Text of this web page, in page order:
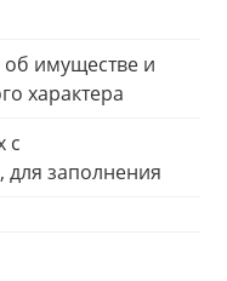
об имуществе и
характера
с
для заполнения